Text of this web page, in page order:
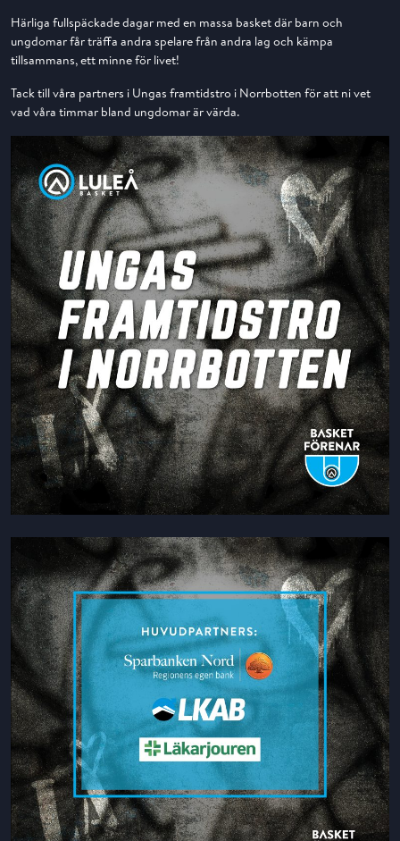
Härliga fullspäckade dagar med en massa basket där barn och
ungdomar får träffa andra spelare från andra lag och kämpa
tillsammans, ett minne för livet!
Tack till våra partners i Ungas framtidstro i Norrbotten för att ni vet
vad våra timmar bland ungdomar är värda.